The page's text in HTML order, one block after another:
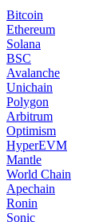
Bitcoin
Ethereum
Solana
BSC
Avalanche
Unichain
Polygon
Arbitrum
Optimism
HyperEVM
Mantle
World Chain
Apechain
Ronin
Sonic